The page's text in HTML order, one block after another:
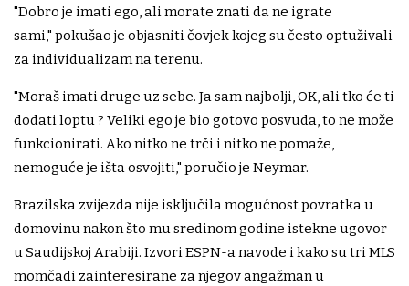
"Dobro je imati ego, ali morate znati da ne igrate
sami," pokušao je objasniti čovjek kojeg su često optuživali
za individualizam na terenu.
"Moraš imati druge uz sebe. Ja sam najbolji, OK, ali tko će ti
dodati loptu ? Veliki ego je bio gotovo posvuda, to ne može
funkcionirati. Ako nitko ne trči i nitko ne pomaže,
nemoguće je išta osvojiti," poručio je Neymar.
Brazilska zvijezda nije isključila mogućnost povratka u
domovinu nakon što mu sredinom godine istekne ugovor
u Saudijskoj Arabiji. Izvori ESPN-a navode i kako su tri MLS
momčadi zainteresirane za njegov angažman u